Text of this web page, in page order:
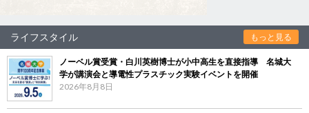
ライフスタイル もっと見る
ノーベル賞受賞・白川英樹博士が小中高生を直接指導 名城大
学が講演会と導電性プラスチック実験イベントを開催
2026年8月8日